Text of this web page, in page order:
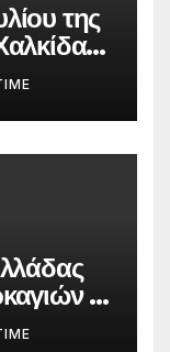
της
–